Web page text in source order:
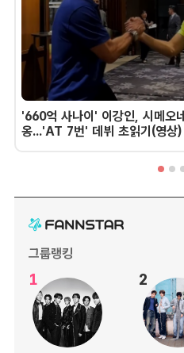
'660억 사나이' 이강인, 시메오
옹...'AT 7번' 데뷔 초읽기(영상)
그룹랭킹
1 2